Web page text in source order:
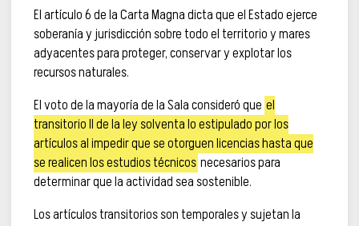
El artículo 6 de la Carta Magna dicta que el Estado ejerce
soberanía y jurisdicción sobre todo el territorio y mares
adyacentes para proteger, conservar y explotar los
recursos naturales.
El voto de la mayoría de la Sala consideró que el
transitorio II de la ley solventa lo estipulado por los
artículos al impedir que se otorguen licencias hasta que
se realicen los estudios técnicos necesarios para
determinar que la actividad sea sostenible.
Los artículos transitorios son temporales y sujetan la